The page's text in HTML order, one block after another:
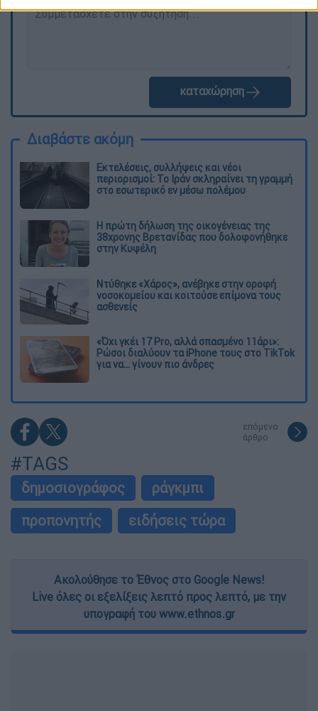
καταχώρηση
Διαβάστε ακόμη
Εκτελέσεις, συλλήψεις και νέοι
περιορισμοί: Το Ιράν σκληραίνει τη γραμμή
στο εσωτερικό εν μέσω πολέμου
Η πρώτη δήλωση της οικογένειας της
38χρονης Βρετανίδας που δολοφονήθηκε
στην Κυψέλη
Ντύθηκε «Χάρος», ανέβηκε στην οροφή
νοσοκομείου και κοιτούσε επίμονα τους
ασθενείς
«Όχι γκέι 17 Pro, αλλά σπασμένο 11άρι»:
Ρώσοι διαλύουν τα iPhone τους στο TikTok
για να... γίνουν πιο άνδρες
επόμενο
άρθρο
#TAGS
δημοσιογράφος
ράγκμπι
προπονητής
ειδήσεις τώρα
Ακολούθησε το Έθνος στο Google News!
Live όλες οι εξελίξεις λεπτό προς λεπτό, με την
υπογραφή του www.ethnos.gr